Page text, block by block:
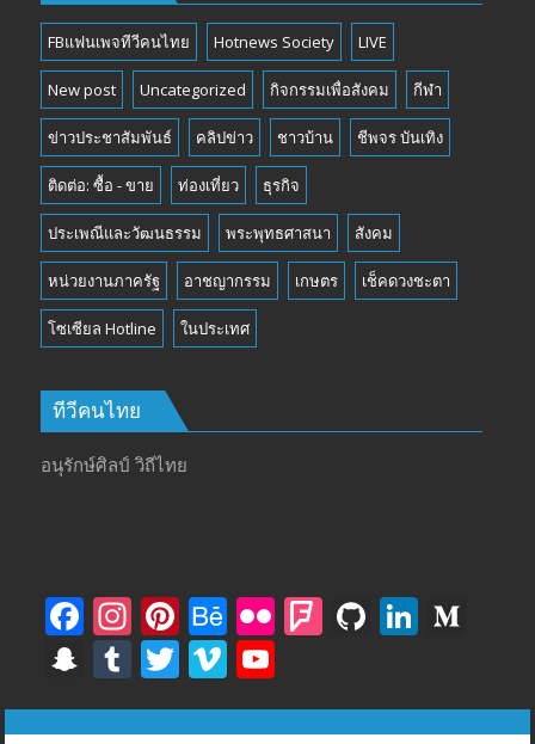
FBแฟนเพจทีวีคนไทย Hotnews Society LIVE
New post Uncategorized กิจกรรมเพื่อสังคม กีฬา
ข่าวประชาสัมพันธ์ คลิปข่าว ชาวบ้าน ชีพจร บันเทิง
ติดต่อ: ซื้อ - ขาย ท่องเที่ยว ธุรกิจ
ประเพณีและวัฒนธรรม พระพุทธศาสนา สังคม
หน่วยงานภาครัฐ อาชญากรรม เกษตร เช็คดวงชะตา
โซเซียล Hotline ในประเทศ
ทีวีคนไทย
อนุรักษ์ศิลป์ วิถีไทย
F
ac
e
b
In
st
a
gr
Pi
nt
er
e
B
e
h
a
Fli F
rs
Gi
u
Li
e u
S
n
T
u
T
w
Vi
m o